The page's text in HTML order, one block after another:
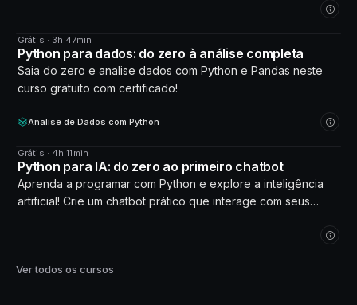
CURSO
Grátis · 3h 47min
Python para dados: do zero à análise completa
Saia do zero e analise dados com Python e Pandas neste
curso gratuito com certificado!
Análise de Dados com Python
CURSO
Grátis · 4h 11min
Python para IA: do zero ao primeiro chatbot
Aprenda a programar com Python e explore a inteligência
artificial! Crie um chatbot prático que interage com seus
Ver todos os cursos